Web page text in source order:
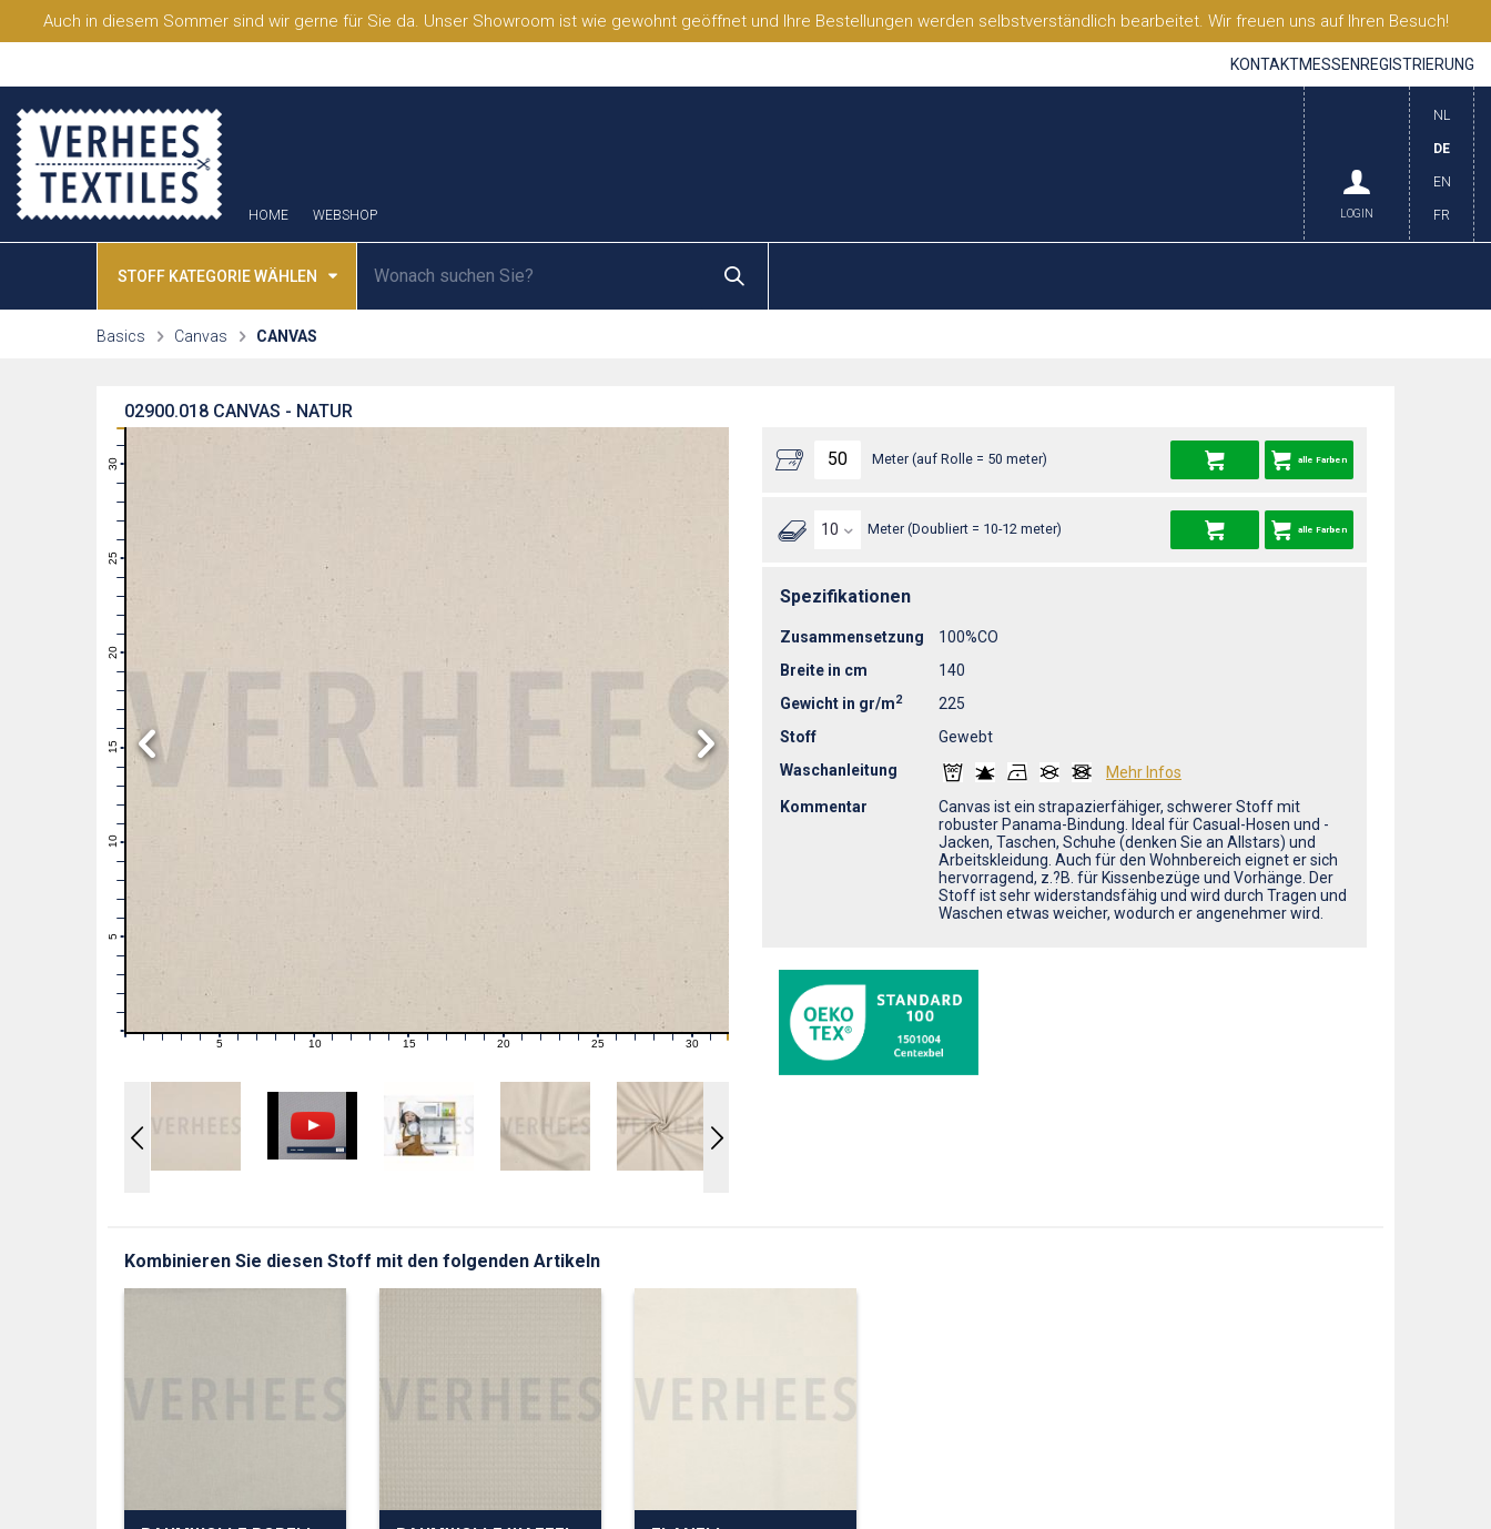
Auch in diesem Sommer sind wir gerne für Sie da. Unser Showroom ist wie gewohnt geöffnet und Ihre Bestellungen werden selbstverständlich bearbeitet. Wir freuen uns auf Ihren Besuch!
KONTAKTMESSEN REGISTRIERUNG
HOME WEBSHOP
NL
DE
EN
FR
LOGIN
STOFF KATEGORIE WÄHLEN
Basics Canvas CANVAS
CANVAS - NATUR
02900.018
10
11
12
13
14
15
16
17
18
19
20
21
22
23
24
25
26
27
28
29
30
1 2 3 4 6 7 8 9 11 12 13 14 16 17 18 19 21 22 23 24 26 27 28 29 31
Meter (auf Rolle = 50 meter) alle Farben
Meter (Doubliert = 10-12 meter) alle Farben
Spezifikationen
Zusammensetzung
100%CO
Breite in cm
140
Gewicht in gr/m2
225
Stoff
Gewebt
Waschanleitung
Mehr Infos
Kommentar
Canvas ist ein strapazierfähiger, schwerer Stoff mit
robuster Panama-Bindung. Ideal für Casual-Hosen und -
Jacken, Taschen, Schuhe (denken Sie an Allstars) und
Arbeitskleidung. Auch für den Wohnbereich eignet er sich
hervorragend, z.?B. für Kissenbezüge und Vorhänge. Der
Stoff ist sehr widerstandsfähig und wird durch Tragen und
Waschen etwas weicher, wodurch er angenehmer wird.
Kombinieren Sie diesen Stoff mit den folgenden Artikeln